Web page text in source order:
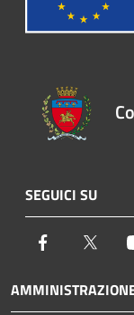
SEGUICI SU
Facebook